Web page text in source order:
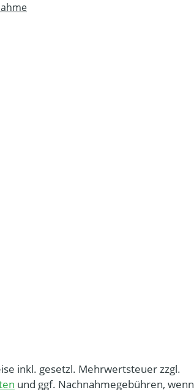
inkl. gesetzl. Mehrwertsteuer zzgl.
und ggf. Nachnahmegebühren, wenn